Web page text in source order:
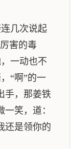
几次说起
害的毒
一动也不
“啊”的一
手，那姜铁
笑，道：
还是领你的